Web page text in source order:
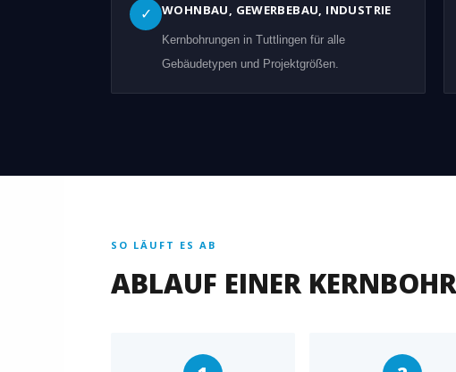
✓ WOHNBAU, GEWERBEBAU, INDUSTRIE
Kernbohrungen in Tuttlingen für alle
Gebäudetypen und Projektgrößen.
SO LÄUFT ES AB
ABLAUF EINER